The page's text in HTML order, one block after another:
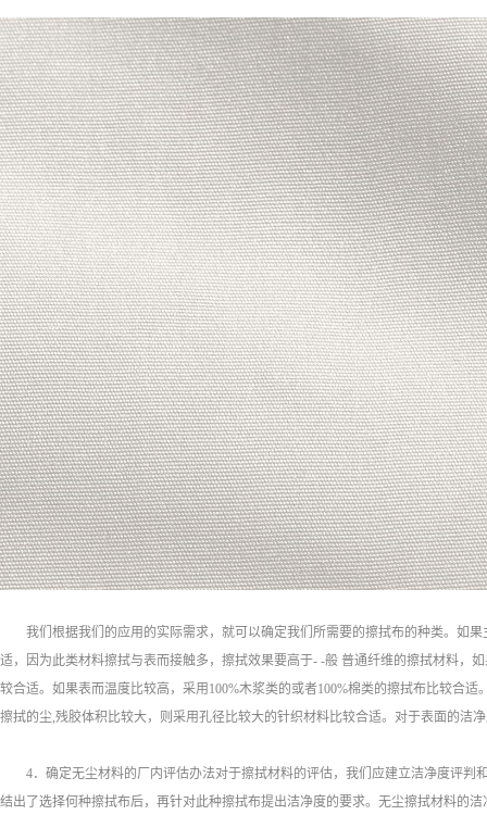
我们根据我们的应用的实际需求，就可以确定我们所需要的擦拭布的种类。如
适，因为此类材料擦拭与表而接触多，擦拭效果要高于- -般 普通纤维的擦拭材料，
较合适。如果表而温度比较高，采用100%木浆类的或者100%棉类的擦拭布比较合
擦拭的尘,残胶体积比较大，则采用孔径比较大的针织材料比较合适。对于表面的洁
4．确定无尘材料的厂内评估办法对于擦拭材料的评估，我们应建立洁净度评
结出了选择何种擦拭布后，再针对此种擦拭布提出洁净度的要求。无尘擦拭材料的